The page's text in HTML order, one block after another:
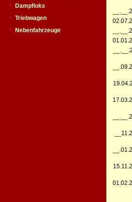
Dampfloks
Triebwagen
Nebenfahrzeuge